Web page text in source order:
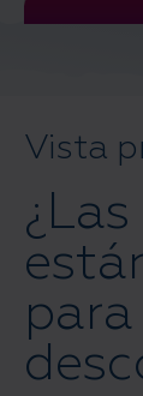
Vista